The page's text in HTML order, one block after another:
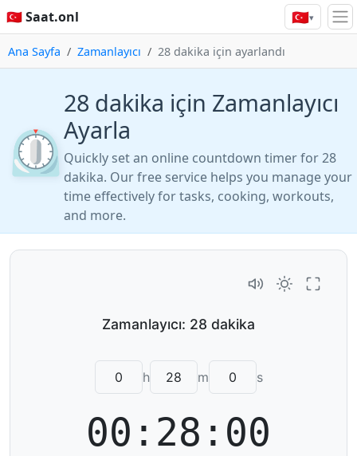
🇹🇷 Saat.onl 🇹🇷▾
Ana Sayfa Zamanlayıcı 28 dakika için ayarlandı
⏲️
28 dakika için Zamanlayıcı
Ayarla
Quickly set an online countdown timer for 28
dakika. Our free service helps you manage your
time effectively for tasks, cooking, workouts,
and more.
h m s
00:28:00